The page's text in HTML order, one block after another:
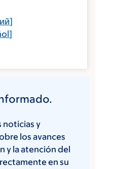
]
]
noticias y
los avances
y la atención del
en su